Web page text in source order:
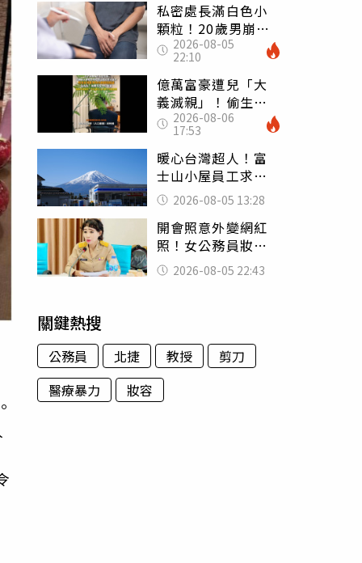
私密處長滿白色小
顆粒！20歲男崩潰
求診 醫曝5大真相
別再誤會
2026-08-05
22:10
億萬富豪遭兒「大
義滅親」！偷生子
怕曝光 竟盜鄰居
身份辦假證落戶
2026-08-06
17:53
暖心台灣超人！富
士山小屋員工求助
「想活下去」 山
友狂背物資上山：
台灣真的是寶島
2026-08-05 13:28
開會照意外變網紅
照！女公務員妝容
掀2千則留言 本人
怒嗆：化妝有錯嗎
2026-08-05 22:43
關鍵熱搜
公務員 北捷 教授
剪刀
醫療暴力
妝容